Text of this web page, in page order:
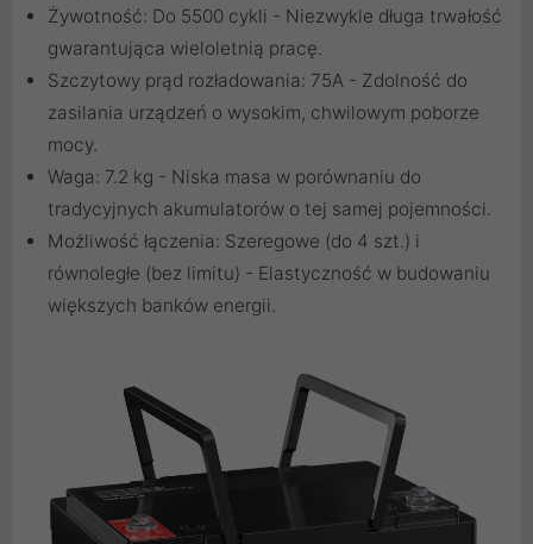
Żywotność: Do 5500 cykli - Niezwykle długa trwałość
gwarantująca wieloletnią pracę.
Szczytowy prąd rozładowania: 75A - Zdolność do
zasilania urządzeń o wysokim, chwilowym poborze
mocy.
Waga: 7.2 kg - Niska masa w porównaniu do
tradycyjnych akumulatorów o tej samej pojemności.
Możliwość łączenia: Szeregowe (do 4 szt.) i
równoległe (bez limitu) - Elastyczność w budowaniu
większych banków energii.